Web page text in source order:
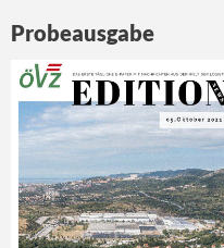
Probeausgabe